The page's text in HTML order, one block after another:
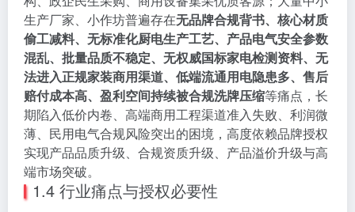
生产厂家、小作坊普遍存在无品牌合规背书、核心材质
偷工减料、无标准化厨电生产工艺、产品电气安全参数
混乱、批量品质不稳定、无权威国标家电检测资料、无
法进入正规家装商用渠道、低端流通用电隐患多、售后
赔付成本高、盈利空间持续被合规洗牌压缩等痛点，长
期陷入低价内卷、高端商用工程渠道准入失败、利润微
薄、民用电气合规风险突出的困境，高度依赖品牌授权
实现产品品质升级、合规资质升级、产品溢价升级与高
端市场突破。
1.4 行业痛点与授权必要性